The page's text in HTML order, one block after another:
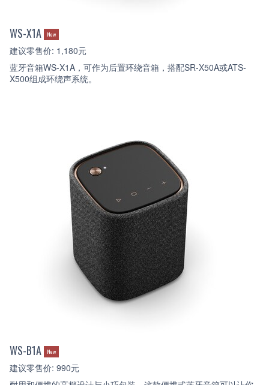
WS-X1A New
建议零售价: 1,180元
蓝牙音箱WS-X1A，可作为后置环绕音箱，搭配SR-X50A或ATS-
X500组成环绕声系统。
WS-B1A New
建议零售价: 990元